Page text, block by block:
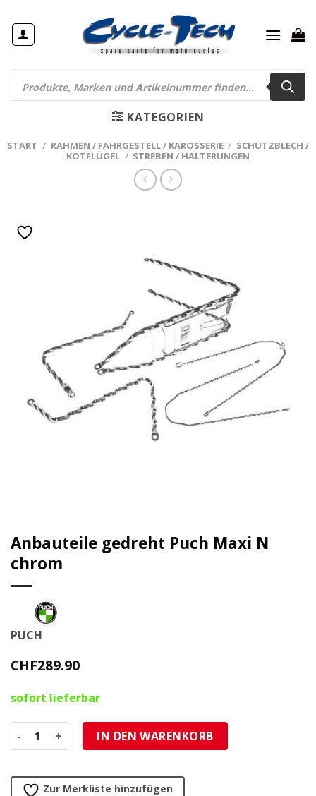
Inhalt
springen
Products
search
KATEGORIEN
START / RAHMEN / FAHRGESTELL / KAROSSERIE / SCHUTZBLECH /
KOTFLÜGEL / STREBEN / HALTERUNGEN
Anbauteile gedreht Puch Maxi N
chrom
PUCH
CHF289.90
sofort lieferbar
Anbauteile gedreht Puch Maxi N chrom Menge
IN DEN WARENKORB
Zur Merkliste hinzufügen